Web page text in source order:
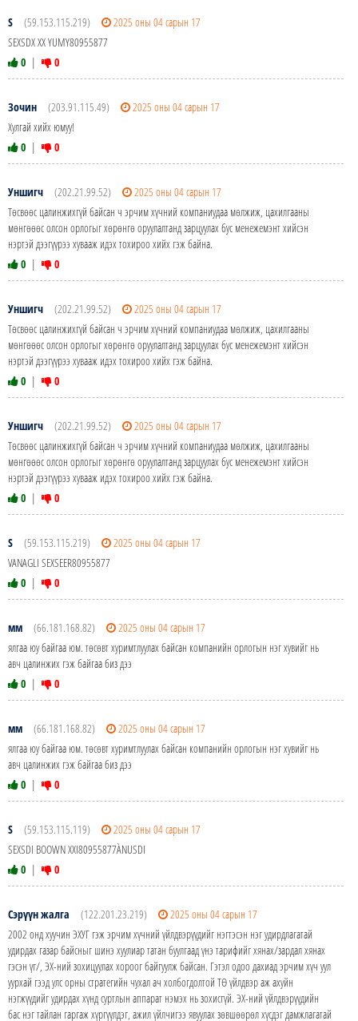
S (59.153.115.219)
2025 оны 04 сарын 17
SEXSDX XX YUMY80955877
0 | 0
Зочин (203.91.115.49)
2025 оны 04 сарын 17
Хулгай хийх юмуу!
0 | 0
Уншигч (202.21.99.52)
2025 оны 04 сарын 17
Төсвөөс цалинжихгүй байсан ч эрчим хүчний компаниудаа мөлжиж, цахилгааны
мөнгөөөс олсон орлогыг хөрөнгө оруулалтанд зарцуулах бус менежемэнт хийсэн
нэртэй дээгүүрээ хувааж идэх тохироо хийх гэж байна.
0 | 0
Уншигч (202.21.99.52)
2025 оны 04 сарын 17
Төсвөөс цалинжихгүй байсан ч эрчим хүчний компаниудаа мөлжиж, цахилгааны
мөнгөөөс олсон орлогыг хөрөнгө оруулалтанд зарцуулах бус менежемэнт хийсэн
нэртэй дээгүүрээ хувааж идэх тохироо хийх гэж байна.
0 | 0
Уншигч (202.21.99.52)
2025 оны 04 сарын 17
Төсвөөс цалинжихгүй байсан ч эрчим хүчний компаниудаа мөлжиж, цахилгааны
мөнгөөөс олсон орлогыг хөрөнгө оруулалтанд зарцуулах бус менежемэнт хийсэн
нэртэй дээгүүрээ хувааж идэх тохироо хийх гэж байна.
0 | 0
S (59.153.115.219)
2025 оны 04 сарын 17
VANAGLI SEXSEER80955877
0 | 0
мм (66.181.168.82)
2025 оны 04 сарын 17
ялгаа юу байгаа юм. төсөвт хуримтлуулах байсан компанийн орлогын нэг хувийг нь
авч цалинжих гэж байгаа биз дээ
0 | 0
мм (66.181.168.82)
2025 оны 04 сарын 17
ялгаа юу байгаа юм. төсөвт хуримтлуулах байсан компанийн орлогын нэг хувийг нь
авч цалинжих гэж байгаа биз дээ
0 | 0
S (59.153.115.119)
2025 оны 04 сарын 17
SEXSDI BOOWN XXI80955877ÀNUSDI
0 | 0
Сэрүүн жалга (122.201.23.219)
2025 оны 04 сарын 17
2002 онд хуучин ЭХУГ гэж эрчим хүчний үйлдвэрүүдийг нэгтэсэн нэг удирдлагатай
удирдах газар байсныг шинэ хуулиар татан буулгаад үнэ тарифийг хянах/зардал хянах
гэсэн үг/, ЭХ-ний зохицуулах хороог байгуулж байсан. Гэтэл одоо дахиад эрчим хүч уул
уурхай гээд улс орны стратегийн чухал ач холбогдолтой ТӨ үйлдвэр аж ахуйн
нэгжүүдийг удирдах хүнд суртлын аппарат нэмэх нь зохисгүй. ЭХ-ний үйлдвэрүүдийн
бас нэг тайлан гаргаж хүргүүлдэг, ажил үйлчигээ явуулах зөвшөөрөл хүсдэг дамжлагатай